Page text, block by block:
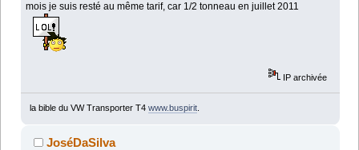
mois je suis resté au même tarif, car 1/2 tonneau en juillet 2011
IP archivée
la bible du VW Transporter T4 www.buspirit.
JoséDaSilva